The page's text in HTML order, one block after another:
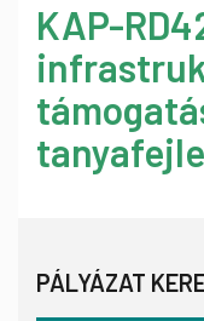
KAP-
PÁLYÁZAT